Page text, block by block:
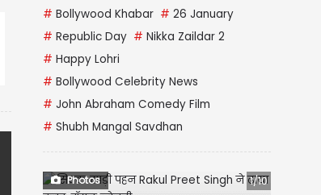
# Bollywood Khabar # 26 January
# Republic Day # Nikka Zaildar 2
# Happy Lohri
# Bollywood Celebrity News
# John Abraham Comedy Film
# Shubh Mangal Savdhan
Photos 1/10